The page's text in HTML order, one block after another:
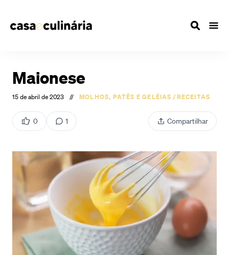
Maionese
15 de abril de 2023 // MOLHOS, PATÊS E GELÉIAS /RECEITAS
0 1 Compartilhar